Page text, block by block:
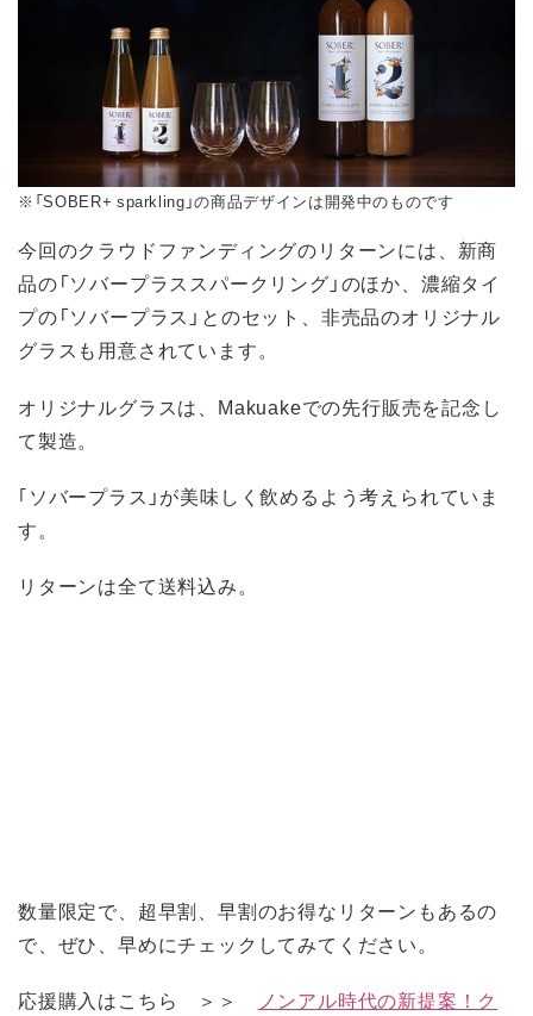
※「SOBER+ sparkling」の商品デザインは開発中のものです
今回のクラウドファンディングのリターンには、新商
品の「ソバープラススパークリング」のほか、濃縮タイ
プの「ソバープラス」とのセット、非売品のオリジナル
グラスも用意されています。
オリジナルグラスは、Makuakeでの先行販売を記念し
て製造。
｢ソバープラス」が美味しく飲めるよう考えられていま
す。
リターンは全て送料込み。
数量限定で、超早割、早割のお得なリターンもあるの
で、ぜひ、早めにチェックしてみてください。
応援購入はこちら ＞＞
ノンアル時代の新提案！ク